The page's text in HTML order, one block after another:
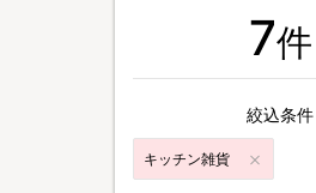
7件
絞込条件
キッチン雑貨